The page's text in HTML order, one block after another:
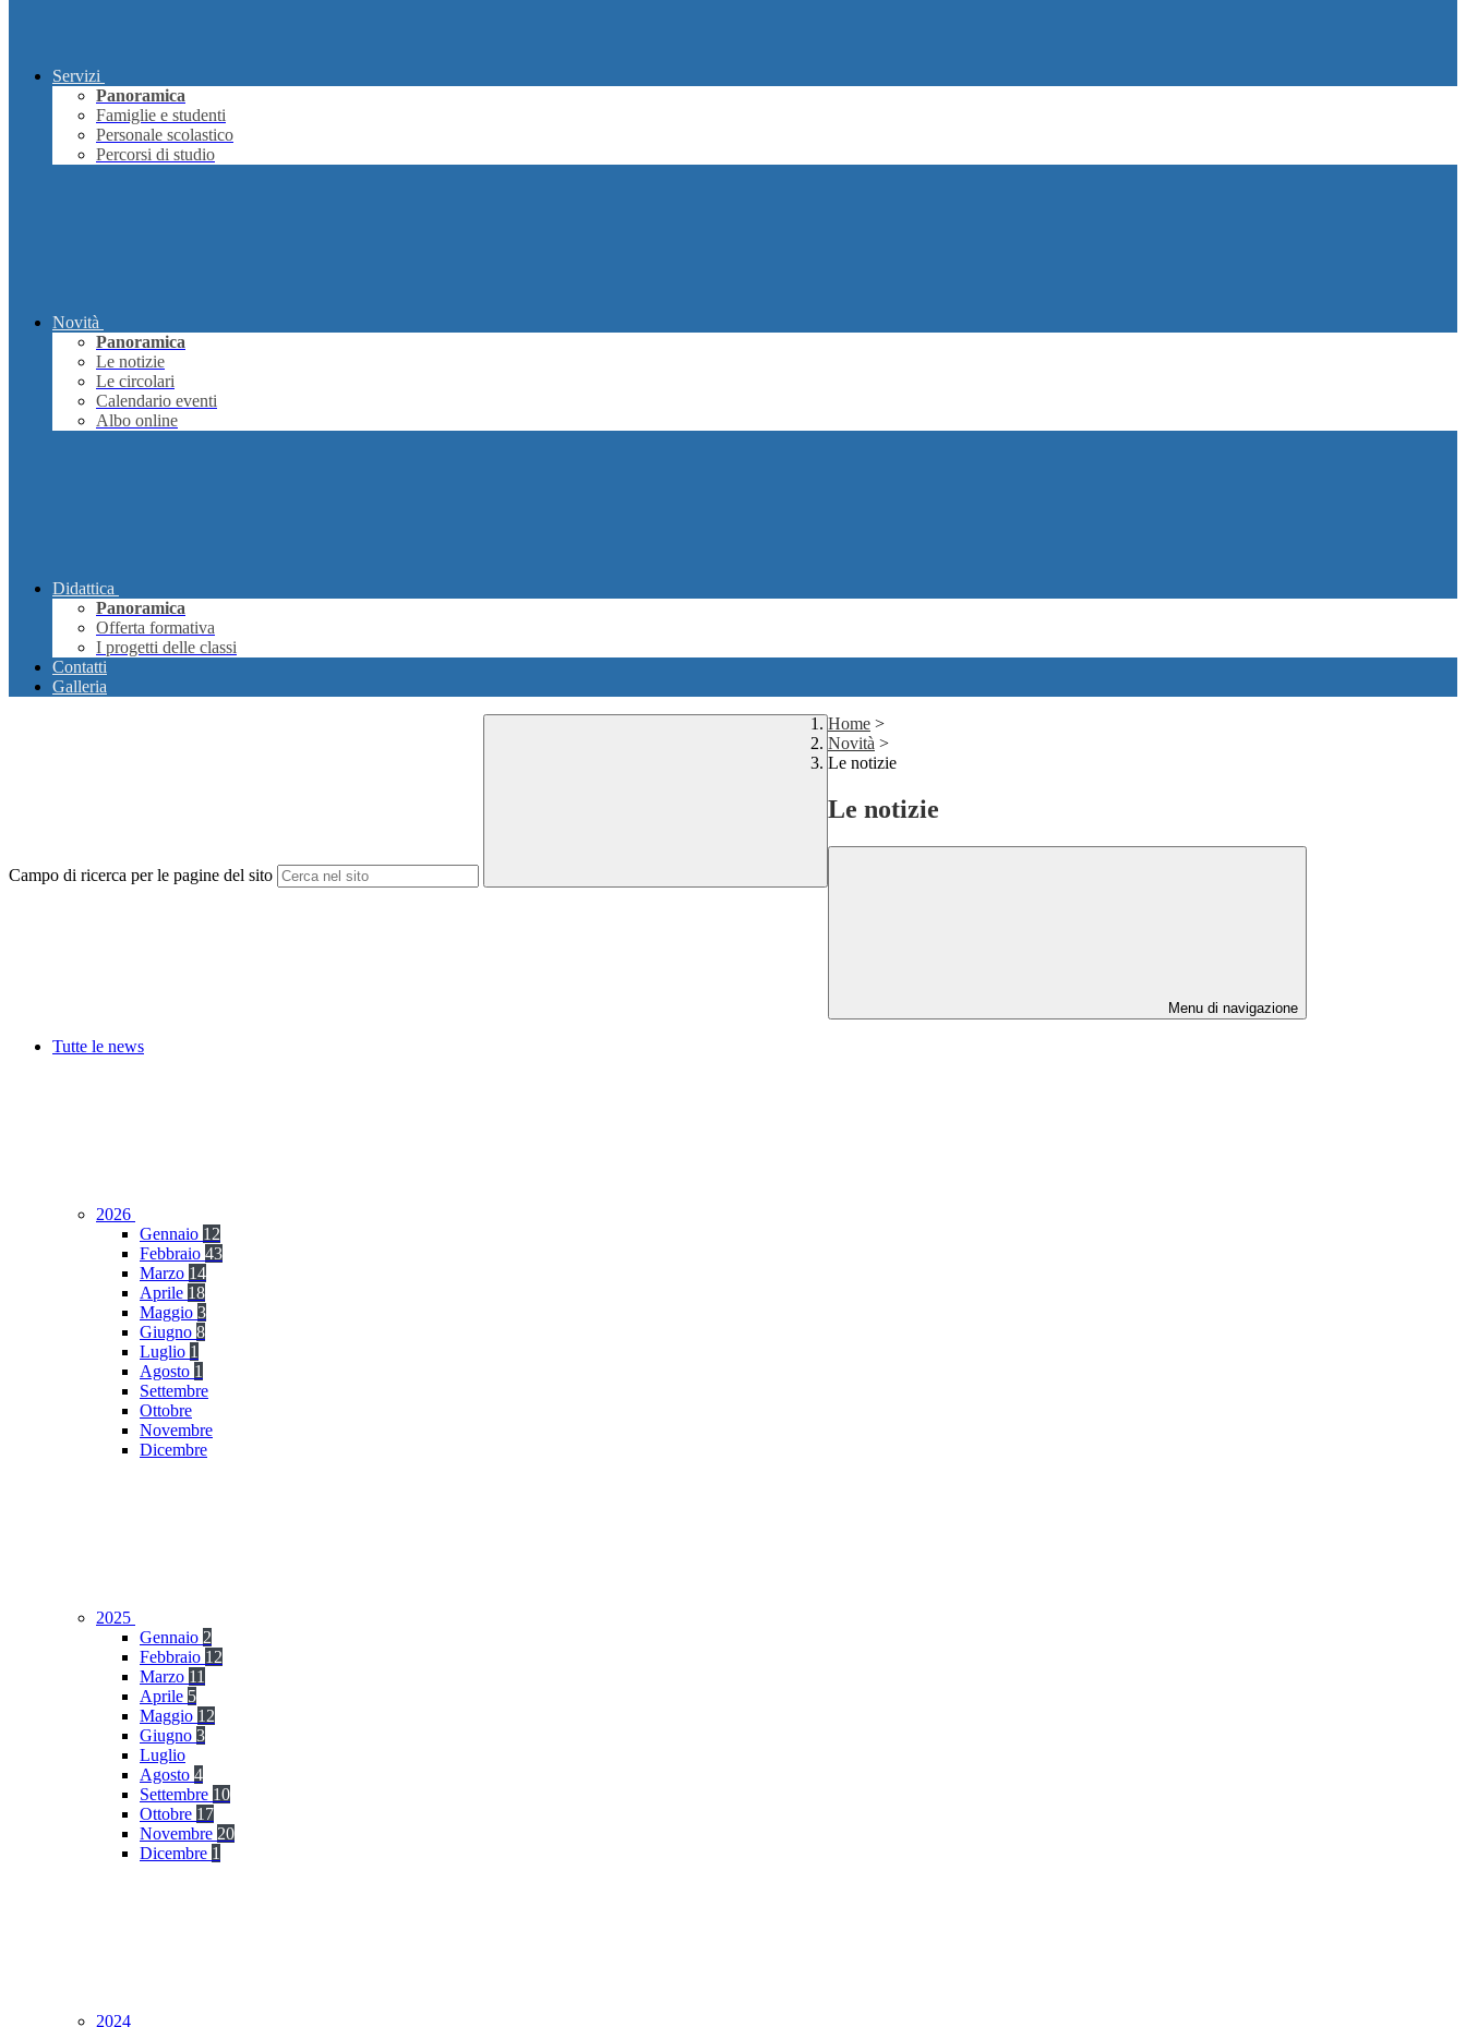
Servizi
Panoramica
Famiglie e studenti
Personale scolastico
Percorsi di studio
Novità
Panoramica
Le notizie
Le circolari
Calendario eventi
Albo online
Didattica
Panoramica
Offerta formativa
I progetti delle classi
Contatti
Galleria
Campo di ricerca per le pagine del sito
Home >
Novità >
Le notizie
Le notizie
Menu di navigazione
Tutte le news
2026
Gennaio 12
Febbraio 43
Marzo 14
Aprile 18
Maggio 3
Giugno 8
Luglio 1
Agosto 1
Settembre
Ottobre
Novembre
Dicembre
2025
Gennaio 2
Febbraio 12
Marzo 11
Aprile 5
Maggio 12
Giugno 3
Luglio
Agosto 4
Settembre 10
Ottobre 17
Novembre 20
Dicembre 1
2024